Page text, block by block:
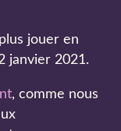
jouer en
janvier 2021.
, comme nous